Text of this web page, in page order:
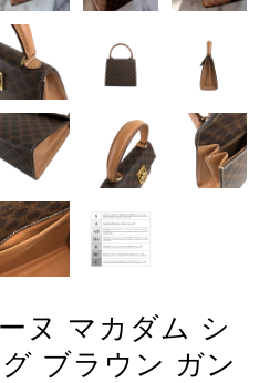
ヌ マカダム シ
ブラウン ガン